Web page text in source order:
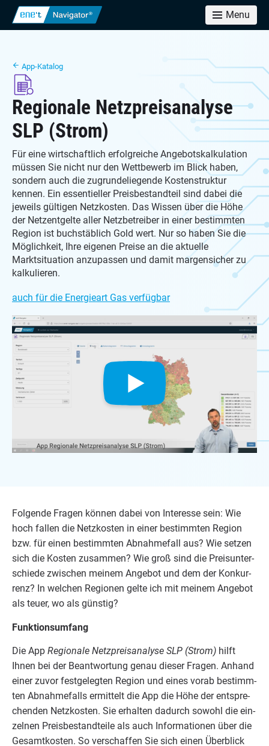
Menu
App-Katalog
Regionale Netzpreisanalyse
SLP (Strom)
Für eine wirtschaftlich erfolgreiche Angebotskalkulation
müssen Sie nicht nur den Wettbewerb im Blick haben,
sondern auch die zugrundeliegende Kostenstruktur
kennen. Ein essentieller Preisbestandteil sind dabei die
jeweils gültigen Netzkosten. Das Wissen über die Höhe
der Netzentgelte aller Netzbetreiber in einer bestimmten
Region ist buchstäblich Gold wert. Nur so haben Sie die
Möglichkeit, Ihre eigenen Preise an die aktuelle
Marktsituation anzupassen und damit margensicher zu
kalkulieren.
auch für die Energieart Gas verfügbar
Fol­gen­de Fra­gen kön­nen dabei von Inter­es­se sein: Wie
hoch fal­len die Netz­kos­ten in einer bestimm­ten Regi­on
bzw. für einen bestimm­ten Abnah­me­fall aus? Wie set­zen
sich die Kos­ten zusam­men? Wie groß sind die Preis­un­ter­
schie­de zwi­schen mei­nem Ange­bot und dem der Kon­kur­
renz? In wel­chen Regio­nen gel­te ich mit mei­nem Ange­bot
als teu­er, wo als günstig?
Funk­ti­ons­um­fang
Die App Regio­na­le Netz­preis­ana­ly­se SLP (Strom) hilft
Ihnen bei der Beant­wor­tung genau die­ser Fra­gen. Anhand
einer zuvor fest­ge­leg­ten Regi­on und eines vor­ab bestimm­
ten Abnah­me­falls ermit­telt die App die Höhe der ent­spre­
chen­den Netz­kos­ten. Sie erhal­ten dadurch sowohl die ein­
zel­nen Preis­be­stand­tei­le als auch Infor­ma­tio­nen über die
Gesamt­kos­ten. So ver­schaf­fen Sie sich einen Über­blick